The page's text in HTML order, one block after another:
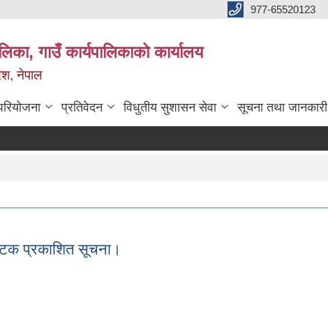
977-65520123
गाउँ कार्यपालिकाको कार्यालय
नेपाल
प्रतिवेदन विधुतीय सुशासन सेवा सूचना तथा जानकारी
प्रकाशित सूचना।